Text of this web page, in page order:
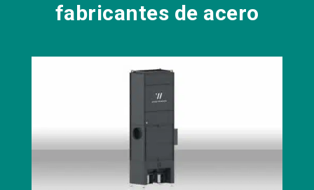
fabricantes de acero